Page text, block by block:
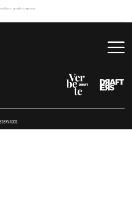
e grandes empresas